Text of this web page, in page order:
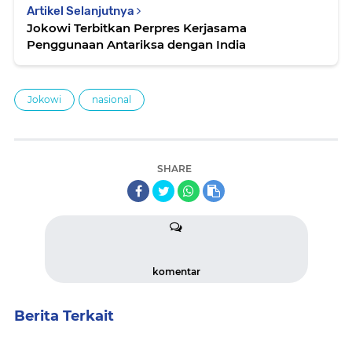
Artikel Selanjutnya
Jokowi Terbitkan Perpres Kerjasama
Penggunaan Antariksa dengan India
Jokowi nasional
SHARE
komentar
Berita Terkait